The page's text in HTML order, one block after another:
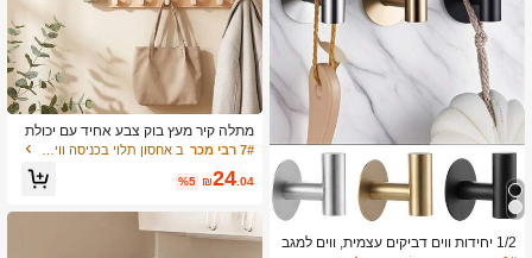
1/2 יחידות ווים דביקים עצמית, ווים למגב
מתלה קיר מעץ בוק צבע אחיד עם יכולת
נשיאה גבוהה, מדף ארגון למעילים, תיקי
ה ולמטבח, אביזר אחסון תלייה מעשי לעי
7# רבי מכר
₪24.04
%5